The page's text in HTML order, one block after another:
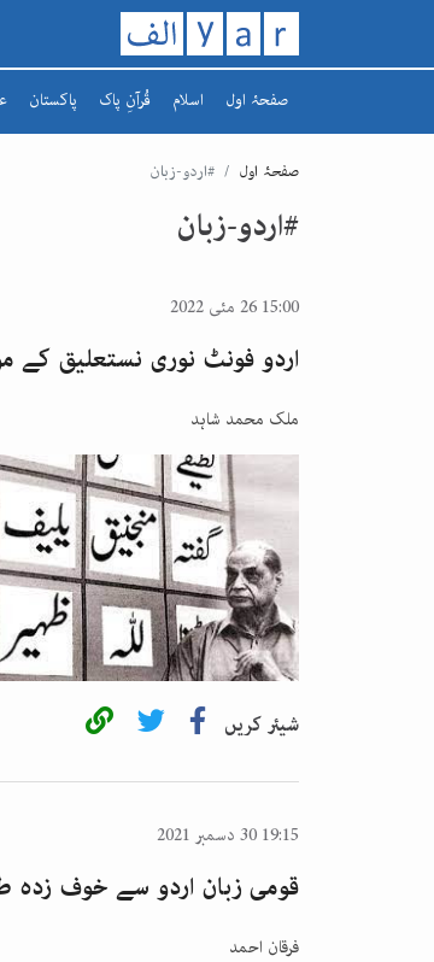
صفحۂ اول اسلام
تاریخ اسلام
قُرآنِ پاک پاکستان
صفحۂ اول #اردو-زبان
#اردو-زبان
15:00 26 مئی 2022
اردو فونٹ نوری نستعلیق کے
ملک محمد شاہد
شیئر کریں
19:15 30 دسمبر 2021
قومی زبان اردو سے خوف زدہ
فرقان احمد